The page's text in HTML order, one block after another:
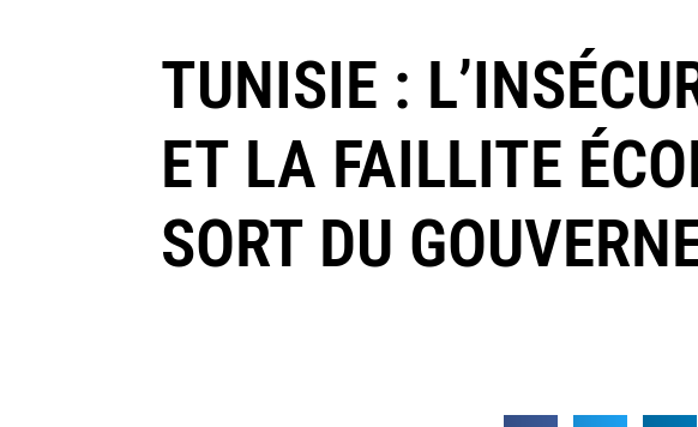
TUNISIE :
ET LA FAILLITE
SORT DU